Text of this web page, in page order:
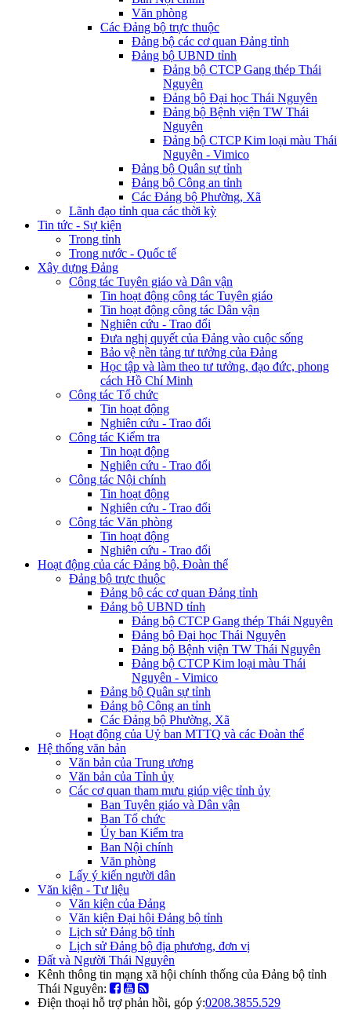
Văn phòng
Các Đảng bộ trực thuộc
Đảng bộ các cơ quan Đảng tỉnh
Đảng bộ UBND tỉnh
Đảng bộ CTCP Gang thép Thái
Nguyên
Đảng bộ Đại học Thái Nguyên
Đảng bộ Bệnh viện TW Thái
Nguyên
Đảng bộ CTCP Kim loại màu Thái
Nguyên - Vimico
Đảng bộ Quân sự tỉnh
Đảng bộ Công an tỉnh
Các Đảng bộ Phường, Xã
Lãnh đạo tỉnh qua các thời kỳ
Tin tức - Sự kiện
Trong tỉnh
Trong nước - Quốc tế
Xây dựng Đảng
Công tác Tuyên giáo và Dân vận
Tin hoạt động công tác Tuyên giáo
Tin hoạt động công tác Dân vận
Nghiên cứu - Trao đổi
Đưa nghị quyết của Đảng vào cuộc sống
Bảo vệ nền tảng tư tưởng của Đảng
Học tập và làm theo tư tưởng, đạo đức, phong
cách Hồ Chí Minh
Công tác Tổ chức
Tin hoạt động
Nghiên cứu - Trao đổi
Công tác Kiểm tra
Tin hoạt động
Nghiên cứu - Trao đổi
Công tác Nội chính
Tin hoạt động
Nghiên cứu - Trao đổi
Công tác Văn phòng
Tin hoạt động
Nghiên cứu - Trao đổi
Hoạt động của các Đảng bộ, Đoàn thể
Đảng bộ trực thuộc
Đảng bộ các cơ quan Đảng tỉnh
Đảng bộ UBND tỉnh
Đảng bộ CTCP Gang thép Thái Nguyên
Đảng bộ Đại học Thái Nguyên
Đảng bộ Bệnh viện TW Thái Nguyên
Đảng bộ CTCP Kim loại màu Thái
Nguyên - Vimico
Đảng bộ Quân sự tỉnh
Đảng bộ Công an tỉnh
Các Đảng bộ Phường, Xã
Hoạt động của Uỷ ban MTTQ và các Đoàn thể
Hệ thống văn bản
Văn bản của Trung ương
Văn bản của Tỉnh ủy
Các cơ quan tham mưu giúp việc tỉnh ủy
Ban Tuyên giáo và Dân vận
Ban Tổ chức
Ủy ban Kiểm tra
Ban Nội chính
Văn phòng
Lấy ý kiến người dân
Văn kiện - Tư liệu
Văn kiện của Đảng
Văn kiện Đại hội Đảng bộ tỉnh
Lịch sử Đảng bộ tỉnh
Lịch sử Đảng bộ địa phương, đơn vị
Đất và Người Thái Nguyên
Kênh thông tin mạng xã hội chính thống của Đảng bộ tỉnh
Thái Nguyên:
Điện thoại hỗ trợ phản hồi, góp ý:0208.3855.529